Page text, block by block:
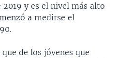
y es el nivel más alto
a medirse el
de los jóvenes que